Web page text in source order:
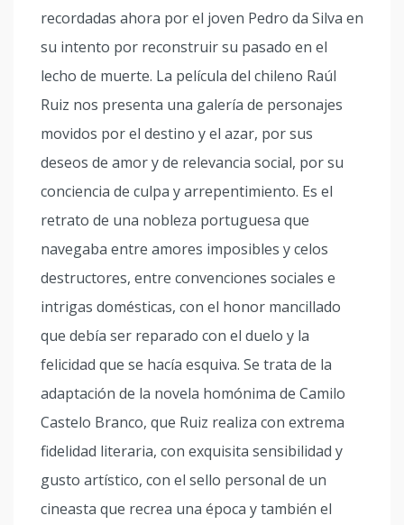
recordadas ahora por el joven Pedro da Silva en
su intento por reconstruir su pasado en el
lecho de muerte. La película del chileno Raúl
Ruiz nos presenta una galería de personajes
movidos por el destino y el azar, por sus
deseos de amor y de relevancia social, por su
conciencia de culpa y arrepentimiento. Es el
retrato de una nobleza portuguesa que
navegaba entre amores imposibles y celos
destructores, entre convenciones sociales e
intrigas domésticas, con el honor mancillado
que debía ser reparado con el duelo y la
felicidad que se hacía esquiva. Se trata de la
adaptación de la novela homónima de Camilo
Castelo Branco, que Ruiz realiza con extrema
fidelidad literaria, con exquisita sensibilidad y
gusto artístico, con el sello personal de un
cineasta que recrea una época y también el